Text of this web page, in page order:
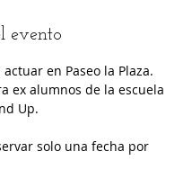
evento
en Paseo la Plaza.
ex alumnos de la escuela
Up.
solo una fecha por